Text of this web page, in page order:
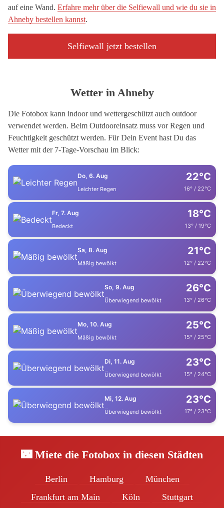
auf eine Wand. Erfahre mehr über die Selfiewall und wie du sie in
Ahneby bestellen kannst.
Selfiewall jetzt bestellen
Wetter in Ahneby
Die Fotobox kann indoor und wettergeschützt auch outdoor
verwendet werden. Beim Outdooreinsatz muss vor Regen und
Feuchtigkeit geschützt werden. Für Dein Event hast Du das
Wetter mit der 7-Tage-Vorschau im Blick:
Do, 6. Aug
Leichter Regen
22°C
16° / 22°C
Fr, 7. Aug
Bedeckt
18°C
13° / 19°C
Sa, 8. Aug
Mäßig bewölkt
21°C
12° / 22°C
So, 9. Aug
Überwiegend bewölkt
26°C
13° / 26°C
Mo, 10. Aug
Mäßig bewölkt
25°C
15° / 25°C
Di, 11. Aug
Überwiegend bewölkt
23°C
15° / 24°C
Mi, 12. Aug
Überwiegend bewölkt
23°C
17° / 23°C
🌃 Miete die Fotobox in diesen Städten
Berlin Hamburg
München
Frankfurt am Main
Köln Stuttgart